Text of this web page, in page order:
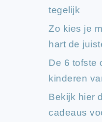
tegelijk
Zo kies je
hart de
De 6 tofste
kinderen
Bekijk hier
cadeaus